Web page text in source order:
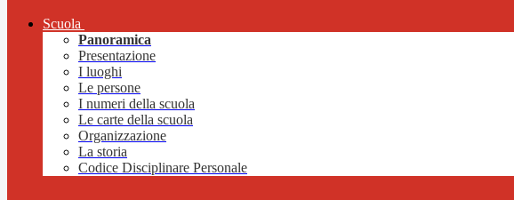
Scuola
Panoramica
Presentazione
I luoghi
Le persone
I numeri della scuola
Le carte della scuola
Organizzazione
La storia
Codice Disciplinare Personale